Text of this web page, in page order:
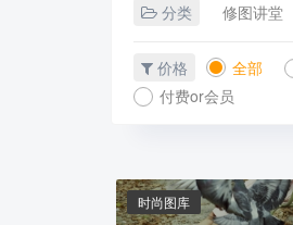
分类 修图讲堂
价格 全部
付费or会员
时尚图库